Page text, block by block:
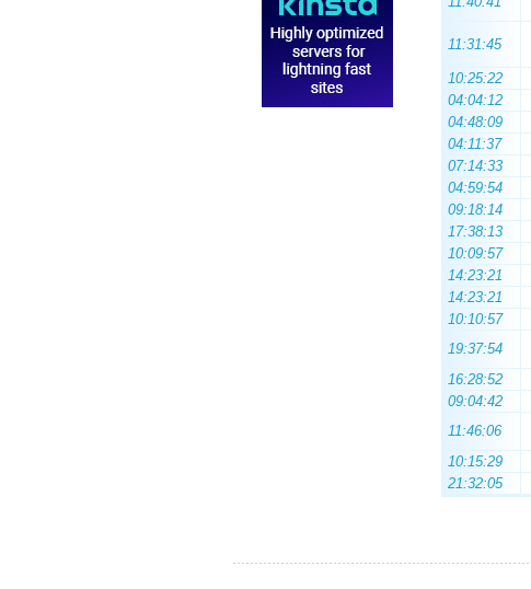
11:31:45
10:25:22
04:04:12
04:48:09
04:11:37
07:14:33
04:59:54
09:18:14
17:38:13
10:09:57
14:23:21
14:23:21
10:10:57
19:37:54
16:28:52
09:04:42
11:46:06
10:15:29
21:32:05